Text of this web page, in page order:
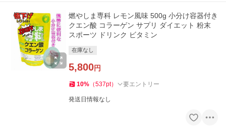
燃やしま専科 レモン風味 500g 小分け容器付き
クエン酸 コラーゲン サプリ ダイエット 粉末
スポーツ ドリンク ビタミン
在庫なし
5,800円
10% （537pt） 要エントリー
発送日情報なし